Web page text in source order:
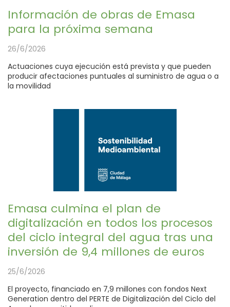
Información de obras de Emasa
para la próxima semana
26/6/2026
Actuaciones cuya ejecución está prevista y que pueden
producir afectaciones puntuales al suministro de agua o a
la movilidad
Emasa culmina el plan de
digitalización en todos los procesos
del ciclo integral del agua tras una
inversión de 9,4 millones de euros
25/6/2026
El proyecto, financiado en 7,9 millones con fondos Next
Generation dentro del PERTE de Digitalización del Ciclo del